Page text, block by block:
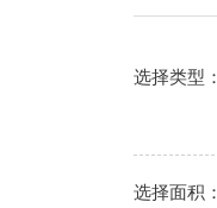
选择类型：
选择面积：